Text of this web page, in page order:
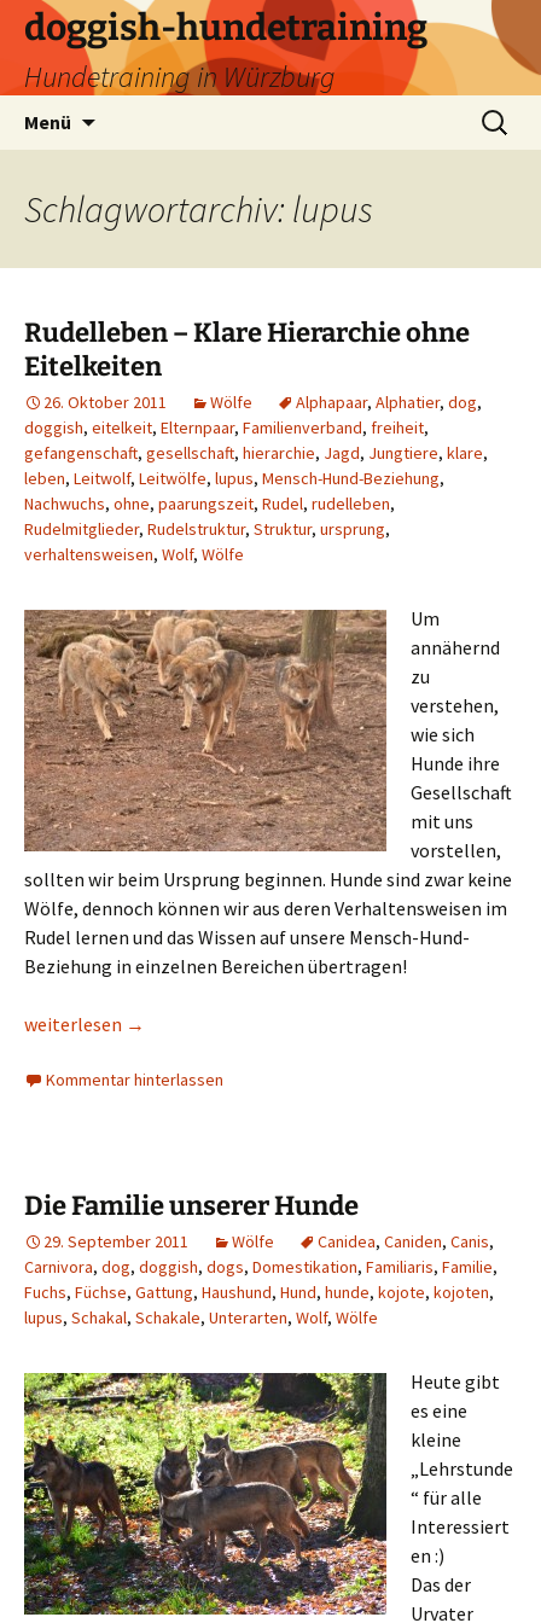
Zum
Inhalt
springen
doggish-hundetraining
Hundetraining in Würzburg
Menü
Suchen
nach:
Schlagwortarchiv: lupus
Rudelleben – Klare Hierarchie ohne
Eitelkeiten
26. Oktober 2011 Wölfe Alphapaar, Alphatier, dog,
doggish, eitelkeit, Elternpaar, Familienverband, freiheit,
gefangenschaft, gesellschaft, hierarchie, Jagd, Jungtiere, klare,
leben, Leitwolf, Leitwölfe, lupus, Mensch-Hund-Beziehung,
Nachwuchs, ohne, paarungszeit, Rudel, rudelleben,
Rudelmitglieder, Rudelstruktur, Struktur, ursprung,
verhaltensweisen, Wolf, Wölfe
Um
annähernd
zu
verstehen,
wie sich
Hunde ihre
Gesellschaft
mit uns
vorstellen,
sollten wir beim Ursprung beginnen. Hunde sind zwar keine
Wölfe, dennoch können wir aus deren Verhaltensweisen im
Rudel lernen und das Wissen auf unsere Mensch-Hund-
Beziehung in einzelnen Bereichen übertragen!
Rudelleben – Klare Hierarchie ohne Eitelkeiten
weiterlesen →
Kommentar hinterlassen
Die Familie unserer Hunde
29. September 2011 Wölfe Canidea, Caniden, Canis,
Carnivora, dog, doggish, dogs, Domestikation, Familiaris, Familie,
Fuchs, Füchse, Gattung, Haushund, Hund, hunde, kojote, kojoten,
lupus, Schakal, Schakale, Unterarten, Wolf, Wölfe
Heute gibt
es eine
kleine
„Lehrstunde
“ für alle
Interessiert
en :)
Das der
Urvater